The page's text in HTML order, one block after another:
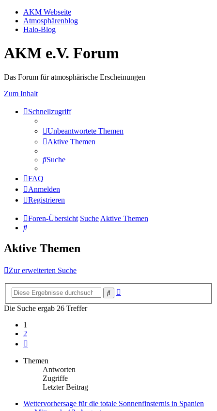
AKM Webseite
Atmosphärenblog
Halo-Blog
AKM e.V. Forum
Das Forum für atmosphärische Erscheinungen
Zum Inhalt
Schnellzugriff
Unbeantwortete Themen
Aktive Themen
Suche
FAQ
Anmelden
Registrieren
Foren-Übersicht Suche Aktive Themen
Suche
Aktive Themen
Zur erweiterten Suche
Suche
Die Suche ergab 26 Treffer
1
2
Themen
Antworten
Zugriffe
Letzter Beitrag
Wettervorhersage für die totale Sonnenfinsternis in Spanien